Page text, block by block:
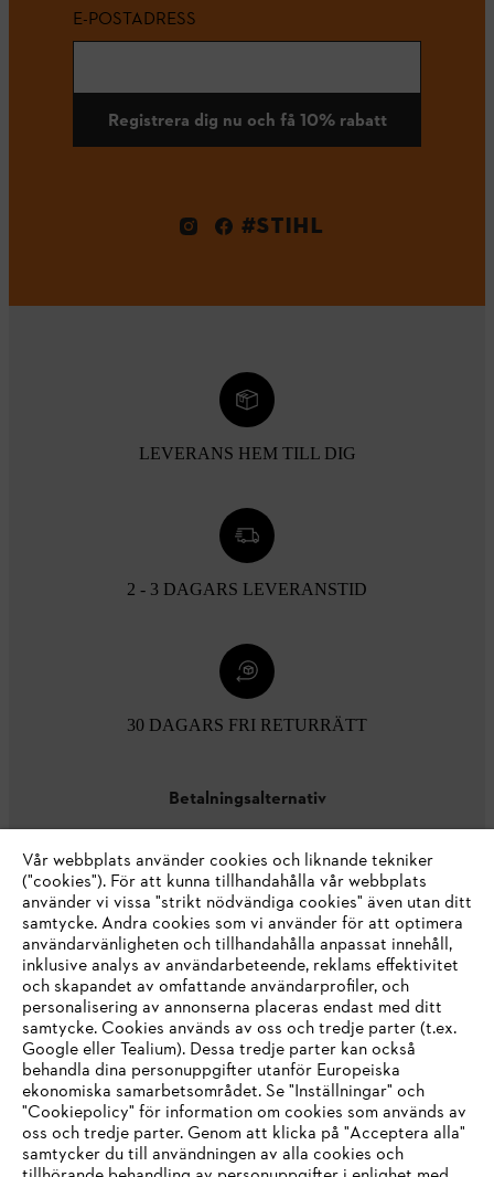
E-POSTADRESS
Registrera dig nu och få 10% rabatt
#STIHL
LEVERANS HEM TILL DIG
2 - 3 DAGARS LEVERANSTID
30 DAGARS FRI RETURRÄTT
Betalningsalternativ
Företaget
STIHL FAQ
Service
Vår webbplats använder cookies och liknande tekniker
("cookies"). För att kunna tillhandahålla vår webbplats
använder vi vissa "strikt nödvändiga cookies" även utan ditt
samtycke. Andra cookies som vi använder för att optimera
användarvänligheten och tillhandahålla anpassat innehåll,
inklusive analys av användarbeteende, reklams effektivitet
och skapandet av omfattande användarprofiler, och
personalisering av annonserna placeras endast med ditt
samtycke. Cookies används av oss och tredje parter (t.ex.
Google eller Tealium). Dessa tredje parter kan också
behandla dina personuppgifter utanför Europeiska
ekonomiska samarbetsområdet. Se "Inställningar" och
"Cookiepolicy" för information om cookies som används av
oss och tredje parter. Genom att klicka på "Acceptera alla"
samtycker du till användningen av alla cookies och